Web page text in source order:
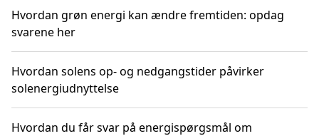
Hvordan grøn energi kan ændre fremtiden: opdag
svarene her
Hvordan solens op- og nedgangstider påvirker
solenergiudnyttelse
Hvordan du får svar på energispørgsmål om